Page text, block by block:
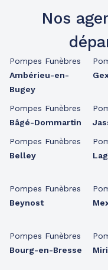
Nos
Pompes Funèbres
Ambérieu-en-
Bugey
Pompes Funèbres
Bâgé-Dommartin
Pompes Funèbres
Belley
Pompes Funèbres
Beynost
Pompes Funèbres
Bourg-en-Bresse